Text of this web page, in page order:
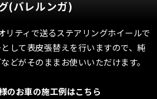
(バレルンガ)
リティで送るステアリングホイールで
して表皮張替えを行いますので、純
どがそのままお使いいただけます。
お車の施工例はこちら